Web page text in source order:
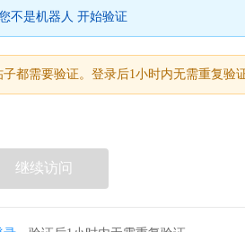
不是机器人 开始验证
都需要验证。登录后1小时内无需重复验
继续访问